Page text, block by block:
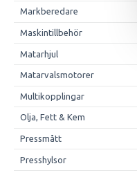
Markberedare
Maskintillbehör
Matarhjul
Matarvalsmotorer
Multikopplingar
Olja, Fett & Kem
Pressmått
Presshylsor